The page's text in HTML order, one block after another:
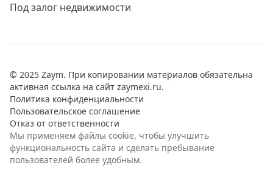
Под залог недвижимости
© 2025 Zaym. При копировании материалов обязательна
активная ссылка на сайт zaymexi.ru.
Политика конфиденциальности
Пользовательское соглашение
Отказ от ответственности
Мы применяем файлы cookie, чтобы улучшить
функциональность сайта и сделать пребывание
пользователей более удобным.